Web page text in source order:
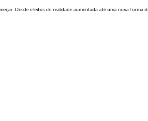
Desde efeitos de realidade aumentada até uma nova forma